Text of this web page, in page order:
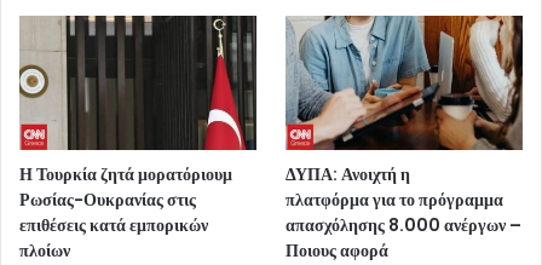
Η Τουρκία ζητά μορατόριουμ
Ρωσίας-Ουκρανίας στις
επιθέσεις κατά εμπορικών
πλοίων
ΔΥΠΑ: Ανοιχτή η
πλατφόρμα για το πρόγραμμα
απασχόλησης 8.000 ανέργων –
Ποιους αφορά